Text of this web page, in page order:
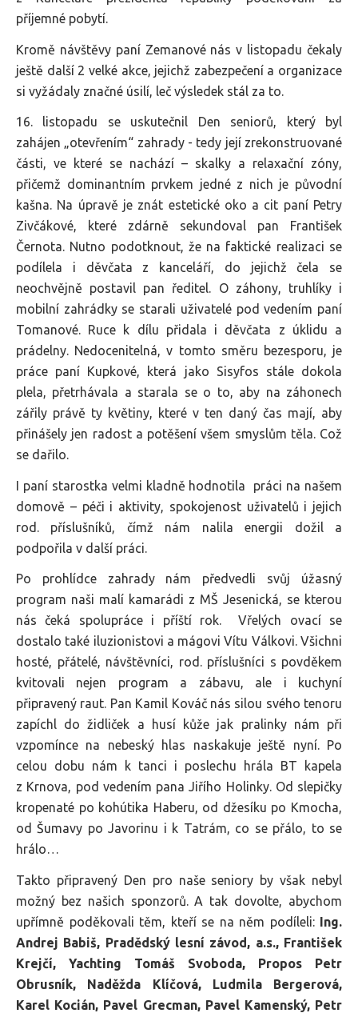
příjemné pobytí.
Kromě návštěvy paní Zemanové nás v listopadu čekaly
ještě další 2 velké akce, jejichž zabezpečení a organizace
si vyžádaly značné úsilí, leč výsledek stál za to.
16. listopadu se uskutečnil Den seniorů, který byl
zahájen „otevřením“ zahrady - tedy její zrekonstruované
části, ve které se nachází – skalky a relaxační zóny,
přičemž dominantním prvkem jedné z nich je původní
kašna. Na úpravě je znát estetické oko a cit paní Petry
Zivčákové, které zdárně sekundoval pan František
Černota. Nutno podotknout, že na faktické realizaci se
podílela i děvčata z kanceláří, do jejichž čela se
neochvějně postavil pan ředitel. O záhony, truhlíky i
mobilní zahrádky se starali uživatelé pod vedením paní
Tomanové. Ruce k dílu přidala i děvčata z úklidu a
prádelny. Nedocenitelná, v tomto směru bezesporu, je
práce paní Kupkové, která jako Sisyfos stále dokola
plela, přetrhávala a starala se o to, aby na záhonech
zářily právě ty květiny, které v ten daný čas mají, aby
přinášely jen radost a potěšení všem smyslům těla. Což
se dařilo.
I paní starostka velmi kladně hodnotila práci na našem
domově – péči i aktivity, spokojenost uživatelů i jejich
rod. příslušníků, čímž nám nalila energii dožil a
podpořila v další práci.
Po prohlídce zahrady nám předvedli svůj úžasný
program naši malí kamarádi z MŠ Jesenická, se kterou
nás čeká spolupráce i příští rok. Vřelých ovací se
dostalo také iluzionistovi a mágovi Vítu Válkovi. Všichni
hosté, přátelé, návštěvníci, rod. příslušníci s povděkem
kvitovali nejen program a zábavu, ale i kuchyní
připravený raut. Pan Kamil Kováč nás silou svého tenoru
zapíchl do židliček a husí kůže jak pralinky nám při
vzpomínce na nebeský hlas naskakuje ještě nyní. Po
celou dobu nám k tanci i poslechu hrála BT kapela
z Krnova, pod vedením pana Jiřího Holinky. Od slepičky
kropenaté po kohútika Haberu, od džesíku po Kmocha,
od Šumavy po Javorinu i k Tatrám, co se přálo, to se
hrálo…
Takto připravený Den pro naše seniory by však nebyl
možný bez našich sponzorů. A tak dovolte, abychom
upřímně poděkovali těm, kteří se na něm podíleli: Ing.
Andrej Babiš, Pradědský lesní závod, a.s., František
Krejčí, Yachting Tomáš Svoboda, Propos Petr
Obrusník, Naděžda Klíčová, Ludmila Bergerová,
Karel Kocián, Pavel Grecman, Pavel Kamenský, Petr